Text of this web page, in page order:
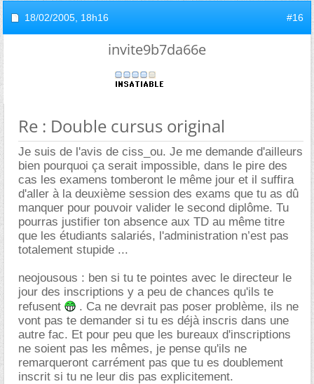
18/02/2005, 18h16 #16
invite9b7da66e
Re : Double cursus original
Je suis de l'avis de ciss_ou. Je me demande d'ailleurs
bien pourquoi ça serait impossible, dans le pire des
cas les examens tomberont le même jour et il suffira
d'aller à la deuxième session des exams que tu as dû
manquer pour pouvoir valider le second diplôme. Tu
pourras justifier ton absence aux TD au même titre
que les étudiants salariés, l'administration n’est pas
totalement stupide ...
neojousous : ben si tu te pointes avec le directeur le
jour des inscriptions y a peu de chances qu'ils te
refusent
. Ca ne devrait pas poser problème, ils ne
vont pas te demander si tu es déjà inscris dans une
autre fac. Et pour peu que les bureaux d'inscriptions
ne soient pas les mêmes, je pense qu'ils ne
remarqueront carrément pas que tu es doublement
inscrit si tu ne leur dis pas explicitement.